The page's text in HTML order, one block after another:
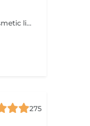
Cleansing facial treatment: this line is the professional cosmetic line in the field of facial dermohygiene. Expert Cleanse Pro has been formulated with environmentally friendly products and is ideal for preparing the skin in addition to thorough cleansing and care.
275